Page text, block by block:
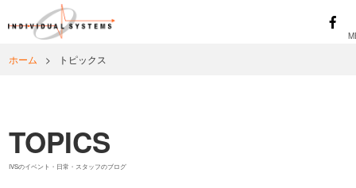
ホーム > トピックス
TOPICS
IVSのイベント・日常・スタッフのブログ